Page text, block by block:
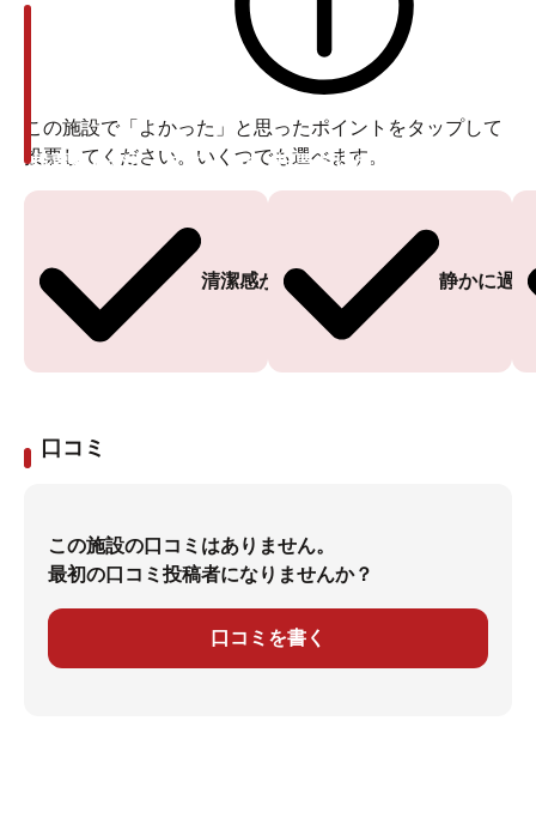
この施設で「よかった」と思ったポイントをタップして
投票してください。いくつでも選べます。
清潔感がある
投票ありがとうございます
静かに過
投票ありがとうございます
口コミ
この施設の口コミはありません。
最初の口コミ投稿者になりませんか？
口コミを書く